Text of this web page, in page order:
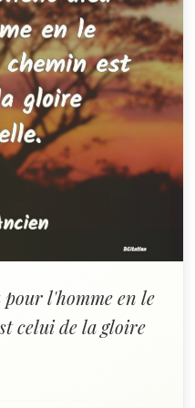
l'homme en le
celui de la gloire